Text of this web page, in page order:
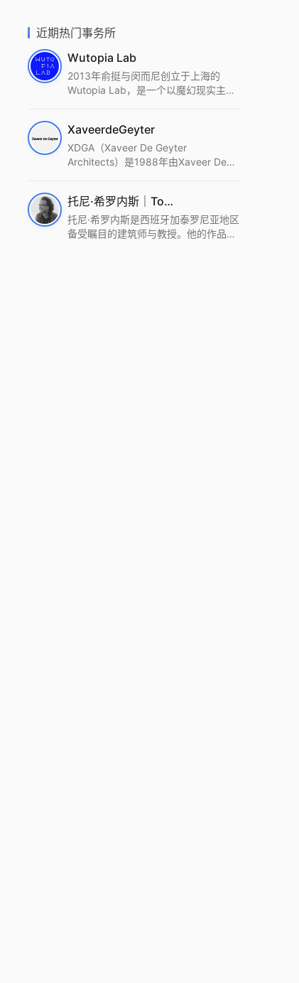
近期热门事务所
Wutopia Lab
2013年俞挺与闵而尼创立于上海的
Wutopia Lab，是一个以魔幻现实主
统这种新的思维范式为基础，以上海性
和生活性为介入设计的原点，以建筑为
工具，从而推动建筑学和社会学进步。
2022 DFA中获Merit,2021 Architizer
A+ Firm Awards中获Special
Mention：Best Young Firm，2020 IF
XaveerdeGeyter
XDGA（Xaveer De Geyter
Architects）是1988年由Xaveer De
进的设计方法、多元的专业团队和国际
化的作品著称，曾获密斯·凡·德罗奖、
Bigmat奖等多项重要奖项。XDGA主张
托尼·希罗内斯｜Toni Gironès
托尼·希罗内斯是西班牙加泰罗尼亚地区
备受瞩目的建筑师与教授。他的作品深